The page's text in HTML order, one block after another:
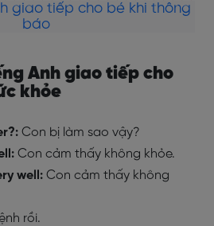
giao tiếp cho bé khi thông
báo
Anh giao tiếp cho
khỏe
Con bị làm sao vậy?
Con cảm thấy không khỏe.
well: Con cảm thấy không
rồi.